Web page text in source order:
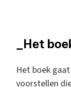
_Het
Het boek
voorstellen